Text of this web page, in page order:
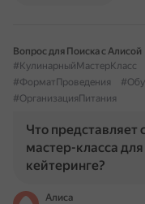
Вопрос для Поиска с Алисой
#КулинарныйМастерКласс
#ФорматПроведения
#ОрганизацияПитания
Что представляет
мастер-класса
кейтеринге?
Алиса